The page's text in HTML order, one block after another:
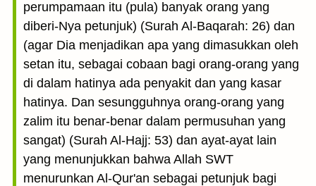
perumpamaan itu (pula) banyak orang yang
diberi-Nya petunjuk) (Surah Al-Baqarah: 26) dan
(agar Dia menjadikan apa yang dimasukkan oleh
setan itu, sebagai cobaan bagi orang-orang yang
di dalam hatinya ada penyakit dan yang kasar
hatinya. Dan sesungguhnya orang-orang yang
zalim itu benar-benar dalam permusuhan yang
sangat) (Surah Al-Hajj: 53) dan ayat-ayat lain
yang menunjukkan bahwa Allah SWT
menurunkan Al-Qur'an sebagai petunjuk bagi